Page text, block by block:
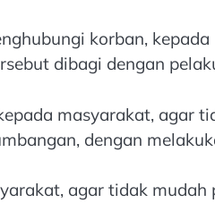
korban,
dibagi dengan
masyarakat, agar
dengan
agar tidak